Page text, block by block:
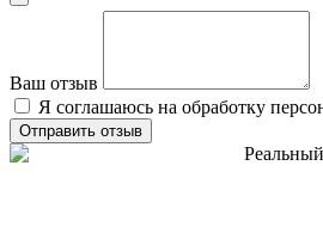
Ваш отзыв
Я соглашаюсь на обработку
Отправить отзыв